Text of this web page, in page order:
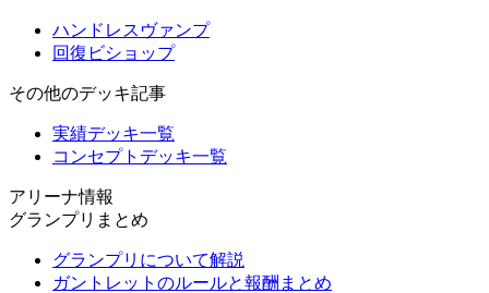
ハンドレスヴァンプ
回復ビショップ
その他のデッキ記事
実績デッキ一覧
コンセプトデッキ一覧
アリーナ情報
グランプリまとめ
グランプリについて解説
ガントレットのルールと報酬まとめ